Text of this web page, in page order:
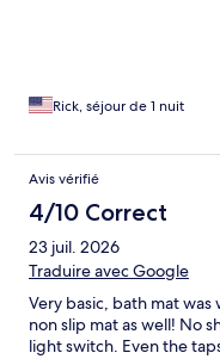
Rick, séjour de 1 nuit
Avis vérifié
4/10 Correct
23 juil. 2026
Traduire avec Google
Very basic, bath mat
non slip mat as well! No
light switch. Even the